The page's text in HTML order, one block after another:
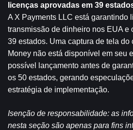
licenças aprovadas em 39
A X Payments LLC está garantindo
transmissão de dinheiro nos EUA e
39 estados. Uma captura de tela do
Money não está disponível em seu
possível lançamento antes de
os 50 estados, gerando
estratégia de implementação.
Isenção de responsabilidade: as
nesta seção são apenas para fins